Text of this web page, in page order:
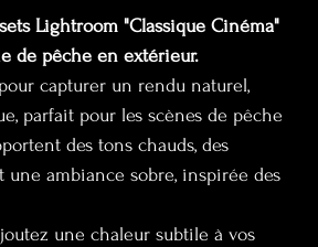
Lightroom "Classique Cinéma"
de pêche en extérieur.
capturer un rendu naturel,
parfait pour les scènes de pêche
des tons chauds, des
ambiance sobre, inspirée des
une chaleur subtile à vos